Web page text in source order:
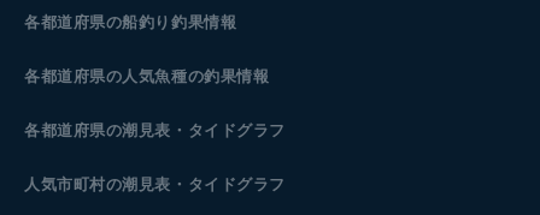
各都道府県の船釣り釣果情報
各都道府県の人気魚種の釣果情報
各都道府県の潮見表 ・タイドグラフ
人気市町村の潮見表・タイドグラフ